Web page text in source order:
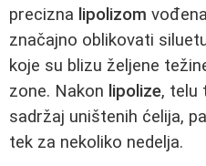
precizna lipolizom
značajno oblikovati
koje su blizu željene
zone. Nakon lipolize, telu
sadržaj uništenih ćelija,
tek za nekoliko nedelja.